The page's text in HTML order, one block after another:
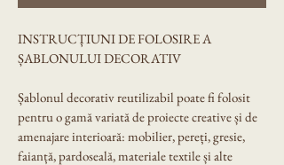
INSTRUCȚIUNI DE FOLOSIRE A
ȘABLONULUI DECORATIV
Șablonul decorativ reutilizabil poate fi folosit
pentru o gamă variată de proiecte creative și de
amenajare interioară: mobilier, pereți, gresie,
faianță, pardoseală, materiale textile și alte